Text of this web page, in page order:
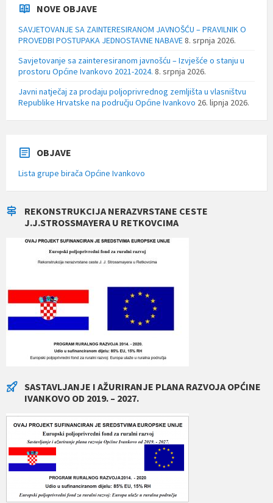
NOVE OBJAVE
SAVJETOVANJE SA ZAINTERESIRANOM JAVNOŠĆU – PRAVILNIK O
PROVEDBI POSTUPAKA JEDNOSTAVNE NABAVE8. srpnja 2026.
Savjetovanje sa zainteresiranom javnošću – Izvješće o stanju u
prostoru Općine Ivankovo 2021-2024. 8. srpnja 2026.
Javni natječaj za prodaju poljoprivrednog zemljišta u vlasništvu
Republike Hrvatske na području Općine Ivankovo 26. lipnja 2026.
OBJAVE
Lista grupe birača Općine Ivankovo
REKONSTRUKCIJA NERAZVRSTANE CESTE
J.J.STROSSMAYERA U RETKOVCIMA
SASTAVLJANJE I AŽURIRANJE PLANA RAZVOJA OPĆINE
IVANKOVO OD 2019. – 2027.